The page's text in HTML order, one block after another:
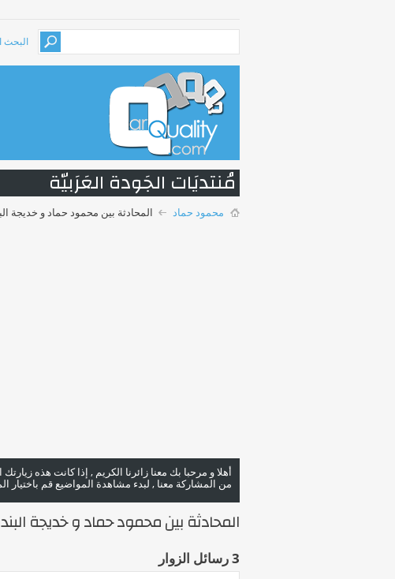
البحث
مُنتديَات الجَودة العَرَبيّة
محمود حماد المحادثة بين محمود حماد و خديجة
أهلا و مرحبا بك معنا زائرنا الكريم , إذا كانت هذه
من المشاركة معنا , لبدء مشاهدة المواضيع قم باختيار
المحادثة بين محمود حماد و خديجة
3رسائل الزوار